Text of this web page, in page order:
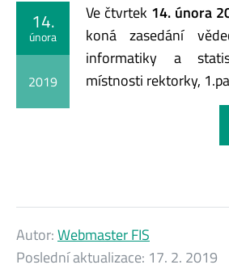
14.
února
2019
Ve čtvrtek 14. února
koná zasedání
informatiky a
místnosti rektorky,
Autor:Webmaster FIS
Poslední aktualizace: 17. 2. 2019